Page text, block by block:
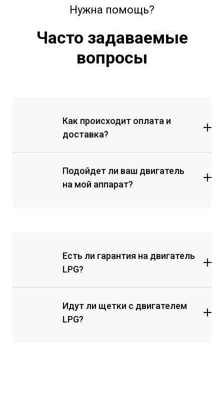
Нужна помощь?
Часто задаваемые
вопросы
Как происходит оплата и
доставка?
отправка
наложенным платежом
Подойдет ли ваш двигатель
на мой аппарат?
Есть ли гарантия на двигатель
LPG?
Идут ли щетки с двигателем
LPG?